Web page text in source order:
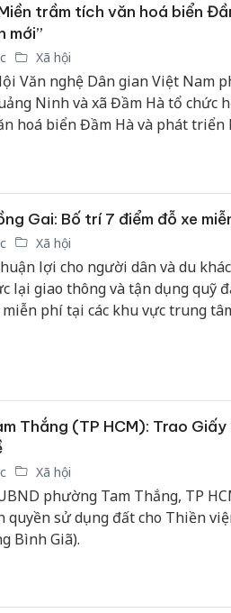
trầm tích văn hoá biển
mới”
Xã hội
Văn nghệ Dân gian Việt Nam
Ninh và xã Đầm Hà tổ chức
hoá biển Đầm Hà và phát triển
Gai: Bố trí 7 điểm đỗ xe
Xã hội
lợi cho người dân và du
lại giao thông và tận dụng quỹ
phí tại các khu vực trung
Thắng (TP HCM): Trao
Xã hội
phường Tam Thắng, TP
quyền sử dụng đất cho Thiền
Bình Giã).